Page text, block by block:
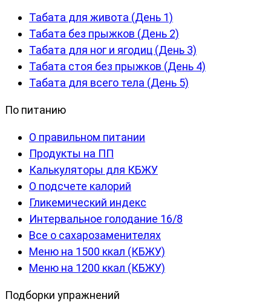
Табата для живота (День 1)
Табата без прыжков (День 2)
Табата для ног и ягодиц (День 3)
Табата стоя без прыжков (День 4)
Табата для всего тела (День 5)
По питанию
О правильном питании
Продукты на ПП
Калькуляторы для КБЖУ
О подсчете калорий
Гликемический индекс
Интервальное голодание 16/8
Все о сахарозаменителях
Меню на 1500 ккал (КБЖУ)
Меню на 1200 ккал (КБЖУ)
Подборки упражнений